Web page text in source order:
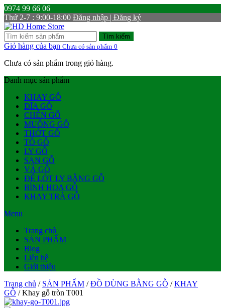
0974 99 66 06
Thứ 2-7 : 9:00-18:00 Đăng nhập | Đăng ký
Tìm kiếm
Giỏ hàng của bạn Chưa có sản phẩm 0
Chưa có sản phẩm trong giỏ hàng.
Danh mục sản phẩm
KHAY GỖ
ĐĨA GỖ
CHÉN GỖ
MUỖNG GỖ
THỚT GỖ
TÔ GỖ
LY GỖ
SẠN GỖ
VÁ GỖ
ĐẾ LÓT LY BẰNG GỖ
BÌNH HOA GỖ
KHAY TRÀ GỖ
Menu
Trang chủ
SẢN PHẨM
Blog
Liên hệ
Giới thiệu
Trang chủ / SẢN PHẨM /ĐỒ DÙNG BẰNG GỖ /KHAY
GỖ / Khay gỗ tròn T001